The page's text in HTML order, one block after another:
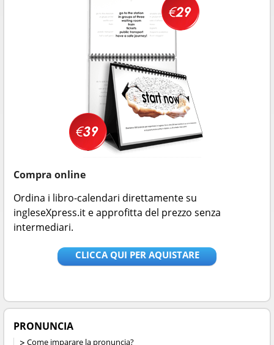
Compra online
Ordina i libro-calendari direttamente su
ingleseXpress.it e approfitta del prezzo senza
intermediari.
CLICCA QUI PER AQUISTARE
PRONUNCIA
Come imparare la pronuncia?